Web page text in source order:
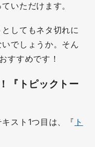
いただけます。
してもネタ切れに
でしょうか。そん
すすめです！
『トピックトー
スト1つ目は、『 ト